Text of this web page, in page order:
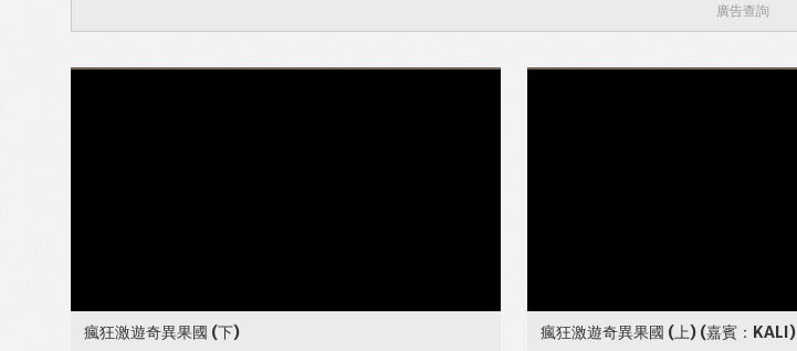
廣告查詢
瘋狂激遊奇異果國 (下) 瘋狂激遊奇異果國 (上) (嘉賓：KALI)